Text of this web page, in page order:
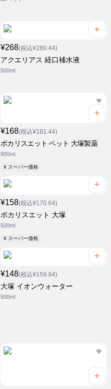
¥268(税込¥289.44)
アクエリアス 経口補水液
500ml
¥168(税込¥181.44)
ポカリスエット ペット 大塚製薬
900ml
¥ スーパー価格
¥158(税込¥170.64)
ポカリスエット 大塚
500ml
¥ スーパー価格
¥148(税込¥159.84)
大塚 イオンウォーター
500ml